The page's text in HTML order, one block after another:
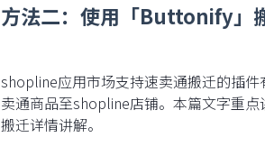
方法二：使用「Buttonify」
shopline应用市场支持速卖通搬迁的插
卖通商品至shopline店铺。本篇文字重
搬迁详情讲解。